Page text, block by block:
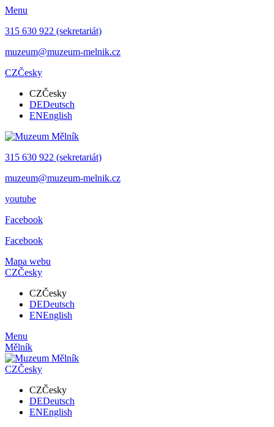
Menu
315 630 922 (sekretariát)
muzeum@muzeum-melnik.cz
CZČesky
CZČesky
DEDeutsch
ENEnglish
315 630 922 (sekretariát)
muzeum@muzeum-melnik.cz
youtube
Facebook
Facebook
Mapa webu
CZČesky
CZČesky
DEDeutsch
ENEnglish
Menu
Mělník
CZČesky
CZČesky
DEDeutsch
ENEnglish